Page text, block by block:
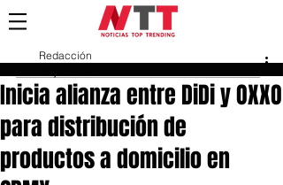
Inicia alianza entre DiDi y OXXO
para distribución de
productos a domicilio en
Redacción